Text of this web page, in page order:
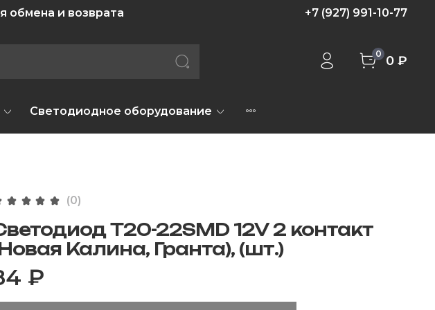
обмена и возврата +7 (927) 991-10-77
0 0 ₽
Светодиодное оборудование
(0)
T20-22SMD 12V 2 контакт
Калина, Гранта), (шт.)
₽